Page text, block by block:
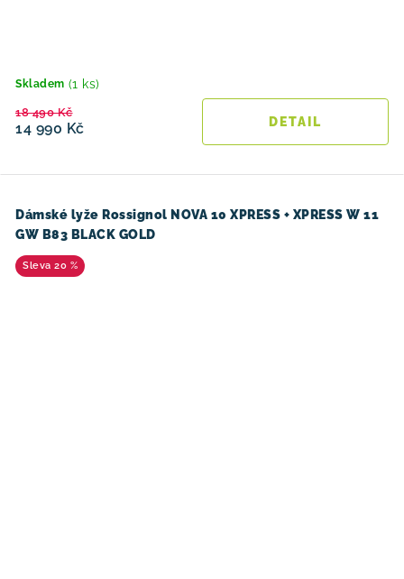
Skladem (1 ks)
14 990 Kč
18 490 Kč
Dámské lyže Rossignol NOVA 10 XPRESS + XPRESS W 11
GW B83 BLACK GOLD
20 %